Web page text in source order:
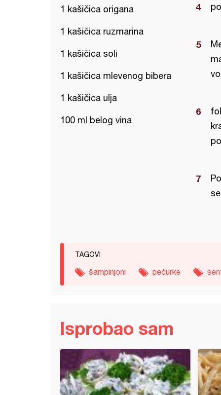
1 kašičica origana
1 kašičica ruzmarina
1 kašičica soli
1 kašičica mlevenog bibera
1 kašičica ulja
100 ml belog vina
TAGOVI
šampinjoni pečurke
Isprobao sam